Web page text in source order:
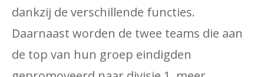
dankzij de verschillende functies.
Daarnaast worden de twee teams die aan
de top van hun groep eindigden